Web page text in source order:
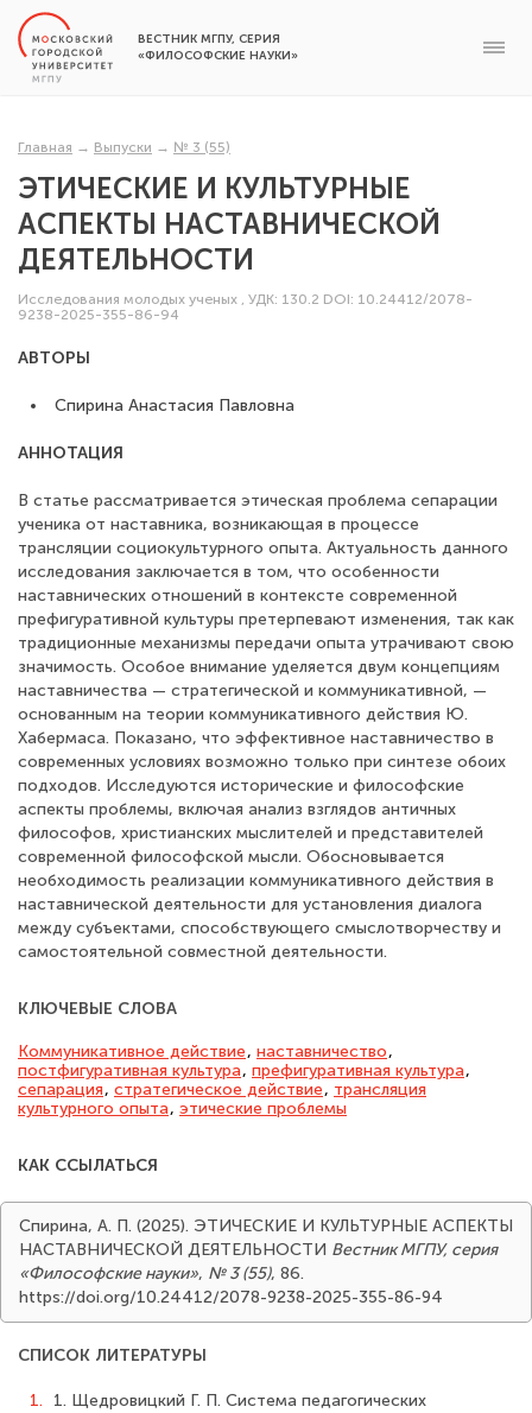
ВЕСТНИК МГПУ, СЕРИЯ
«ФИЛОСОФСКИЕ НАУКИ»
Главная → Выпуски → № 3 (55)
ЭТИЧЕСКИЕ И КУЛЬТУРНЫЕ
АСПЕКТЫ НАСТАВНИЧЕСКОЙ
ДЕЯТЕЛЬНОСТИ
Исследования молодых ученых , УДК: 130.2 DOI: 10.24412/2078-
9238-2025-355-86-94
АВТОРЫ
Спирина Анастасия Павловна
АННОТАЦИЯ
В статье рассматривается этическая проблема сепарации
ученика от наставника, возникающая в процессе
трансляции социокультурного опыта. Актуальность данного
исследования заключается в том, что особенности
наставнических отношений в контексте современной
префигуративной культуры претерпевают изменения, так как
традиционные механизмы передачи опыта утрачивают свою
значимость. Особое внимание уделяется двум концепциям
наставничества — стратегической и коммуникативной, —
основанным на теории коммуникативного действия Ю.
Хабермаса. Показано, что эффективное наставничество в
современных условиях возможно только при синтезе обоих
подходов. Исследуются исторические и философские
аспекты проблемы, включая анализ взглядов античных
философов, христианских мыслителей и представителей
современной философской мысли. Обосновывается
необходимость реализации коммуникативного действия в
наставнической деятельности для установления диалога
между субъектами, способствующего смыслотворчеству и
самостоятельной совместной деятельности.
КЛЮЧЕВЫЕ СЛОВА
Коммуникативное действие, наставничество,
постфигуративная культура, префигуративная культура,
сепарация, стратегическое действие, трансляция
культурного опыта, этические проблемы
КАК ССЫЛАТЬСЯ
Спирина, А. П. (2025). ЭТИЧЕСКИЕ И КУЛЬТУРНЫЕ АСПЕКТЫ
НАСТАВНИЧЕСКОЙ ДЕЯТЕЛЬНОСТИ Вестник МГПУ, серия
«Философские науки», № 3 (55), 86.
https://doi.org/10.24412/2078-9238-2025-355-86-94
СПИСОК ЛИТЕРАТУРЫ
1.
1. Щедровицкий Г. П. Система педагогических